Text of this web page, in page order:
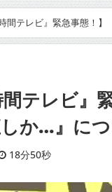
時間テレビ』緊急事態！
間テレビ』
しか…』に
18分50秒